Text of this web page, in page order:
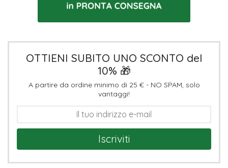
OTTIENI SUBITO UNO SCONTO del
10% 🎁
A partire da ordine minimo di 25 € - NO SPAM, solo
vantaggi!
Iscriviti